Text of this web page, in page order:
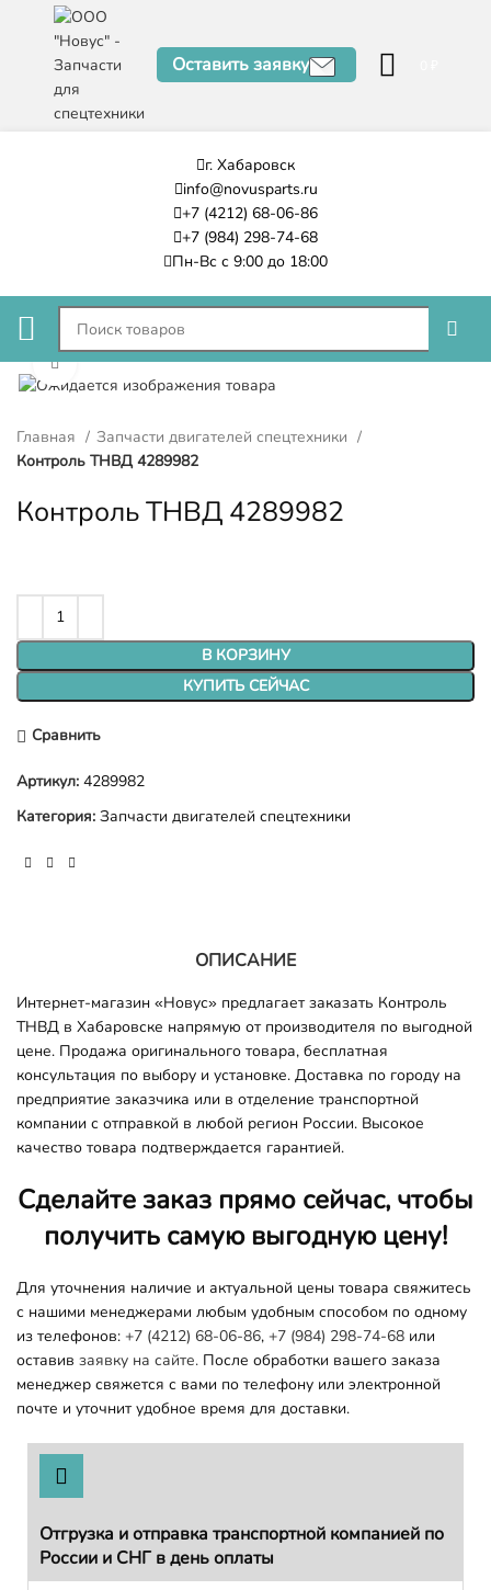
Оставить заявку
г. Хабаровск
info@novusparts.ru
+7 (4212) 68-06-86
+7 (984) 298-74-68
Пн-Вс с 9:00 до 18:00
Нажмите, чтобы увеличить
Главная
Запчасти двигателей спецтехники
Контроль ТНВД 4289982
Контроль ТНВД 4289982
В КОРЗИНУ
КУПИТЬ СЕЙЧАС
Сравнить
Артикул: 4289982
Категория: Запчасти двигателей спецтехники
ОПИСАНИЕ
Интернет-магазин «Новус» предлагает заказать Контроль
ТНВД в Хабаровске напрямую от производителя по выгодной
цене. Продажа оригинального товара, бесплатная
консультация по выбору и установке. Доставка по городу на
предприятие заказчика или в отделение транспортной
компании с отправкой в любой регион России. Высокое
качество товара подтверждается гарантией.
Сделайте заказ прямо сейчас, чтобы
получить самую выгодную цену!
Для уточнения наличие и актуальной цены товара свяжитесь
с нашими менеджерами любым удобным способом по одному
из телефонов: +7 (4212) 68-06-86, +7 (984) 298-74-68 или
оставив заявку на сайте. После обработки вашего заказа
менеджер свяжется с вами по телефону или электронной
почте и уточнит удобное время для доставки.
Отгрузка и отправка транспортной компанией по
России и СНГ в день оплаты